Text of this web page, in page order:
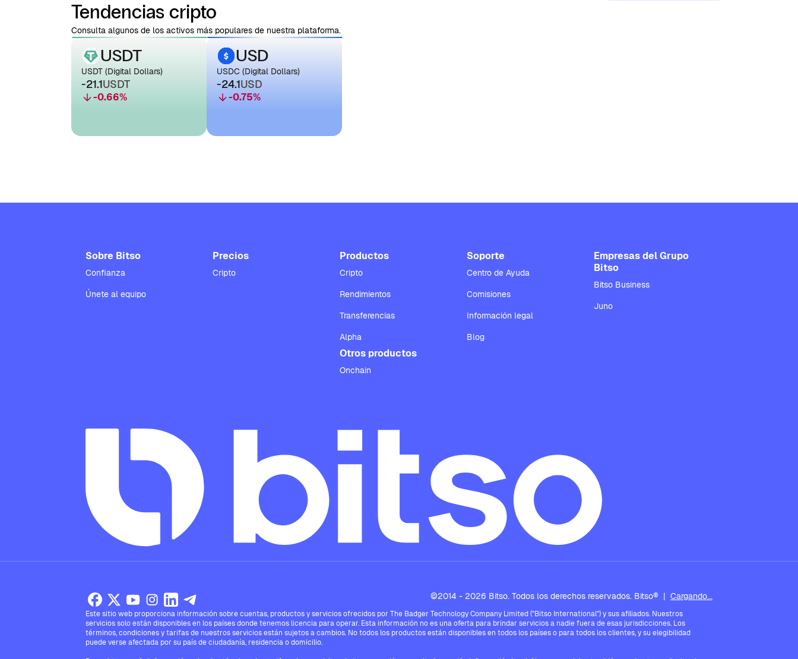
Tendencias cripto
Consulta algunos de los activos más populares de nuestra plataforma.
USDT
USDT (Digital Dollars)
-21.1USDT
-0.66%
USD
USDC (Digital Dollars)
-24.1USD
-0.75%
Sobre Bitso
Confianza
Únete al equipo
Precios
Cripto
Productos
Cripto
Rendimientos
Transferencias
Alpha
Otros productos
Onchain
Soporte
Centro de Ayuda
Comisiones
Información legal
Blog
Empresas del Grupo
Bitso
Bitso Business
Juno
©2014 - 2026 Bitso. Todos los derechos reservados. Bitso® | Cargando...
Este sitio web proporciona información sobre cuentas, productos y servicios ofrecidos por The Badger Technology Company Limited ("Bitso International") y sus afiliados. Nuestros
servicios solo están disponibles en los países donde tenemos licencia para operar. Esta información no es una oferta para brindar servicios a nadie fuera de esas jurisdicciones. Los
términos, condiciones y tarifas de nuestros servicios están sujetos a cambios. No todos los productos están disponibles en todos los países o para todos los clientes, y su elegibilidad
puede verse afectada por su país de ciudadanía, residencia o domicilio.